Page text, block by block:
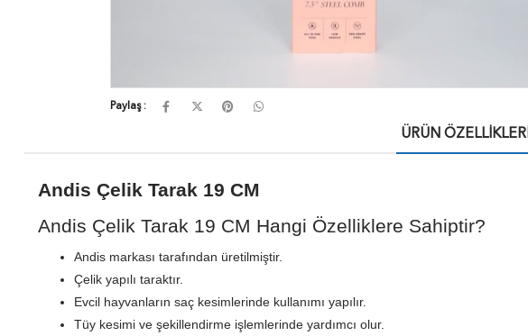
Paylaş :
ÜRÜN ÖZELLIKLERI
Andis Çelik Tarak 19 CM
Andis Çelik Tarak 19 CM Hangi Özelliklere Sahiptir?
Andis markası tarafından üretilmiştir.
Çelik yapılı taraktır.
Evcil hayvanların saç kesimlerinde kullanımı yapılır.
Tüy kesimi ve şekillendirme işlemlerinde yardımcı olur.